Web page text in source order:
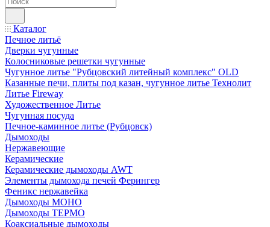
Каталог
Печное литьё
Дверки чугунные
Колосниковые решетки чугунные
Чугунное литье "Рубцовский литейный комплекс" OLD
Казанные печи, плиты под казан, чугунное литье Технолит
Литье Fireway
Художественное Литье
Чугунная посуда
Печное-каминное литье (Рубцовск)
Дымоходы
Нержавеющие
Керамические
Керамические дымоходы AWT
Элементы дымохода печей Ферингер
Феникс нержавейка
Дымоходы МОНО
Дымоходы ТЕРМО
Коаксиальные дымоходы